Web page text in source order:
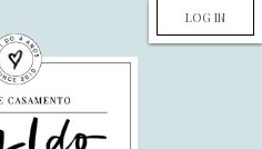
LOG IN